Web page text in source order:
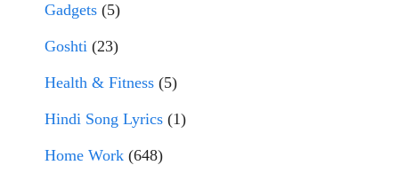
Gadgets (5)
Goshti (23)
Health & Fitness (5)
Hindi Song Lyrics (1)
Home Work (648)